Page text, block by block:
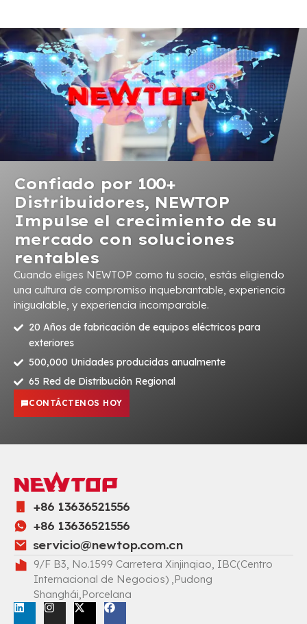
Confiado por 100+
Distribuidores, NEWTOP
Impulse el crecimiento de su
mercado con soluciones
rentables
Cuando eliges NEWTOP como tu socio, estás eligiendo
una cultura de compromiso inquebrantable, experiencia
inigualable, y experiencia incomparable.
20 Años de fabricación de equipos eléctricos para
exteriores
500,000 Unidades producidas anualmente
65 Red de Distribución Regional
CONTÁCTENOS HOY
+86 13636521556
+86 13636521556
servicio@newtop.com.cn
9/F B3, No.1599 Carretera Xinjinqiao, IBC(Centro
Internacional de Negocios) ,Pudong
Shanghái,Porcelana